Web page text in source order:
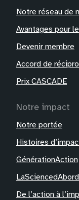
Notre réseau de
Avantages pour
Devenir membre
Accord de
Prix CASCADE
Notre impact
Notre portée
Histoires
GénérationAction
LaSciencedAbord
De l’action à